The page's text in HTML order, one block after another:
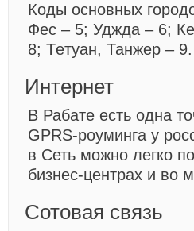
Коды основных
Фес – 5; Уджда – 6;
8; Тeтуан, Танжер – 9.
Интернет
В Рабате есть одна
GPRS-роуминга у
в Сеть можно легко
бизнес-центрах и во
Сотовая связь